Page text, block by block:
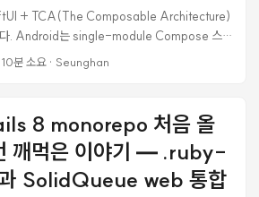
+ TCA(The Composable Architecture)
다. Android는 single-module Compose 스캐
수준의 production 품질로 끌어올리는 작업을
서 매 phase 마다 코드 리뷰를 돌렸는데, 거의
버그가 잡혔다. 운영 중인 앱이었으면
들이다. 이 글은 그 8가지를 정리한다. 같은 마
은 함정 안 밟게. ...
10분 소요· Seunghan
8 monorepo 처음 올
깨먹은 이야기 — .ruby-
SolidQueue web 통합